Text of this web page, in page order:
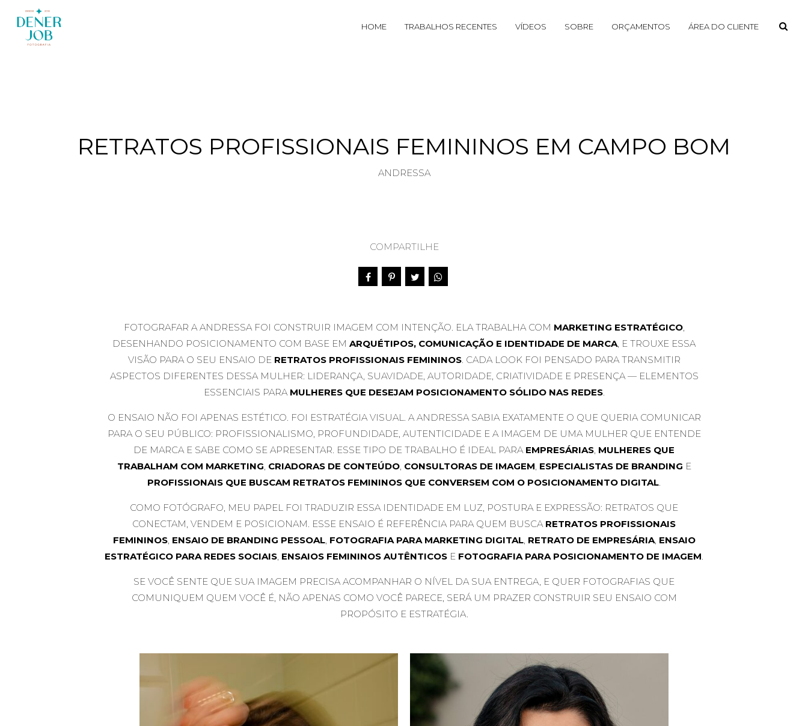
HOME TRABALHOS RECENTES VÍDEOS SOBRE ORÇAMENTOS ÁREA DO CLIENTE
RETRATOS PROFISSIONAIS FEMININOS EM CAMPO BOM
ANDRESSA
COMPARTILHE
FOTOGRAFAR A ANDRESSA FOI CONSTRUIR IMAGEM COM INTENÇÃO. ELA TRABALHA COM MARKETING ESTRATÉGICO,
DESENHANDO POSICIONAMENTO COM BASE EM ARQUÉTIPOS, COMUNICAÇÃO E IDENTIDADE DE MARCA, E TROUXE ESSA
VISÃO PARA O SEU ENSAIO DE RETRATOS PROFISSIONAIS FEMININOS. CADA LOOK FOI PENSADO PARA TRANSMITIR
ASPECTOS DIFERENTES DESSA MULHER: LIDERANÇA, SUAVIDADE, AUTORIDADE, CRIATIVIDADE E PRESENÇA — ELEMENTOS
ESSENCIAIS PARA MULHERES QUE DESEJAM POSICIONAMENTO SÓLIDO NAS REDES.
O ENSAIO NÃO FOI APENAS ESTÉTICO. FOI ESTRATÉGIA VISUAL. A ANDRESSA SABIA EXATAMENTE O QUE QUERIA COMUNICAR
PARA O SEU PÚBLICO: PROFISSIONALISMO, PROFUNDIDADE, AUTENTICIDADE E A IMAGEM DE UMA MULHER QUE ENTENDE
DE MARCA E SABE COMO SE APRESENTAR. ESSE TIPO DE TRABALHO É IDEAL PARA EMPRESÁRIAS, MULHERES QUE
TRABALHAM COM MARKETING, CRIADORAS DE CONTEÚDO, CONSULTORAS DE IMAGEM, ESPECIALISTAS DE BRANDING E
PROFISSIONAIS QUE BUSCAM RETRATOS FEMININOS QUE CONVERSEM COM O POSICIONAMENTO DIGITAL.
COMO FOTÓGRAFO, MEU PAPEL FOI TRADUZIR ESSA IDENTIDADE EM LUZ, POSTURA E EXPRESSÃO: RETRATOS QUE
CONECTAM, VENDEM E POSICIONAM. ESSE ENSAIO É REFERÊNCIA PARA QUEM BUSCA RETRATOS PROFISSIONAIS
FEMININOS, ENSAIO DE BRANDING PESSOAL, FOTOGRAFIA PARA MARKETING DIGITAL, RETRATO DE EMPRESÁRIA, ENSAIO
ESTRATÉGICO PARA REDES SOCIAIS, ENSAIOS FEMININOS AUTÊNTICOS E FOTOGRAFIA PARA POSICIONAMENTO DE IMAGEM.
SE VOCÊ SENTE QUE SUA IMAGEM PRECISA ACOMPANHAR O NÍVEL DA SUA ENTREGA, E QUER FOTOGRAFIAS QUE
COMUNIQUEM QUEM VOCÊ É, NÃO APENAS COMO VOCÊ PARECE, SERÁ UM PRAZER CONSTRUIR SEU ENSAIO COM
PROPÓSITO E ESTRATÉGIA.